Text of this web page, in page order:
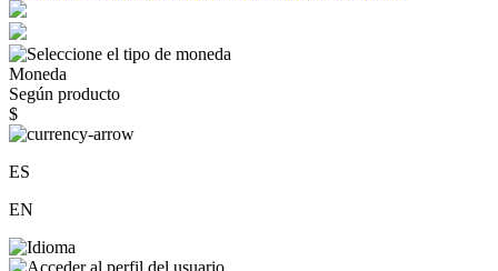
Moneda
Según producto
$
ES
EN